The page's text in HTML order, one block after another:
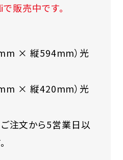
販売中です。
× 縦594mm）光
× 縦420mm）光
注文から5営業日以